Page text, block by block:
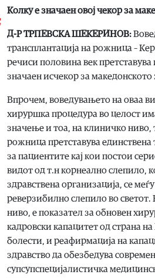
Колку е значаен овој чекор за
Д-Р ТРПЕВСКА ШЕКЕРИНОВ:
трансплантација на рожница –
речиси половина век
значаен исчекор за македонското
Впрочем, воведувањето на оваа
хируршка процедура во целост
значење и тоа, на клиничко ниво,
рожница претставува
за пациентите кај кои постои
видот од т.н корнеално слепило,
здравствена организација, се
реверзибилно слепило во
ниво, е показател за обновен
кадровски капацитет од страна
болести, и реафирмација на
здравство да обезбедува
супсупспецијалистичка